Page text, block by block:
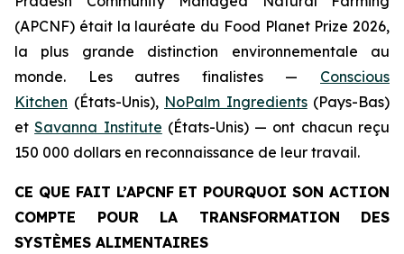
(APCNF) était la lauréate du Food Planet Prize 2026,
la plus grande distinction environnementale au
monde. Les autres finalistes— Conscious
Kitchen (États-Unis), NoPalm Ingredients(Pays-Bas)
etSavanna Institute (États-Unis) — ont chacun reçu
150 000 dollars en reconnaissance de leur travail.
CE QUE FAIT L’APCNF ET POURQUOI SON ACTION
COMPTE POUR LA TRANSFORMATION DES
SYSTÈMES ALIMENTAIRES